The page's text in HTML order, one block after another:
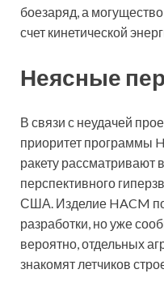
боезаряд, а
счет кинетической
Неясные
В связи с неудачей
приоритет программы
ракету рассматривают
перспективного
США. Изделие HACM
разработки, но уже
вероятно, отдельных
знакомят летчиков